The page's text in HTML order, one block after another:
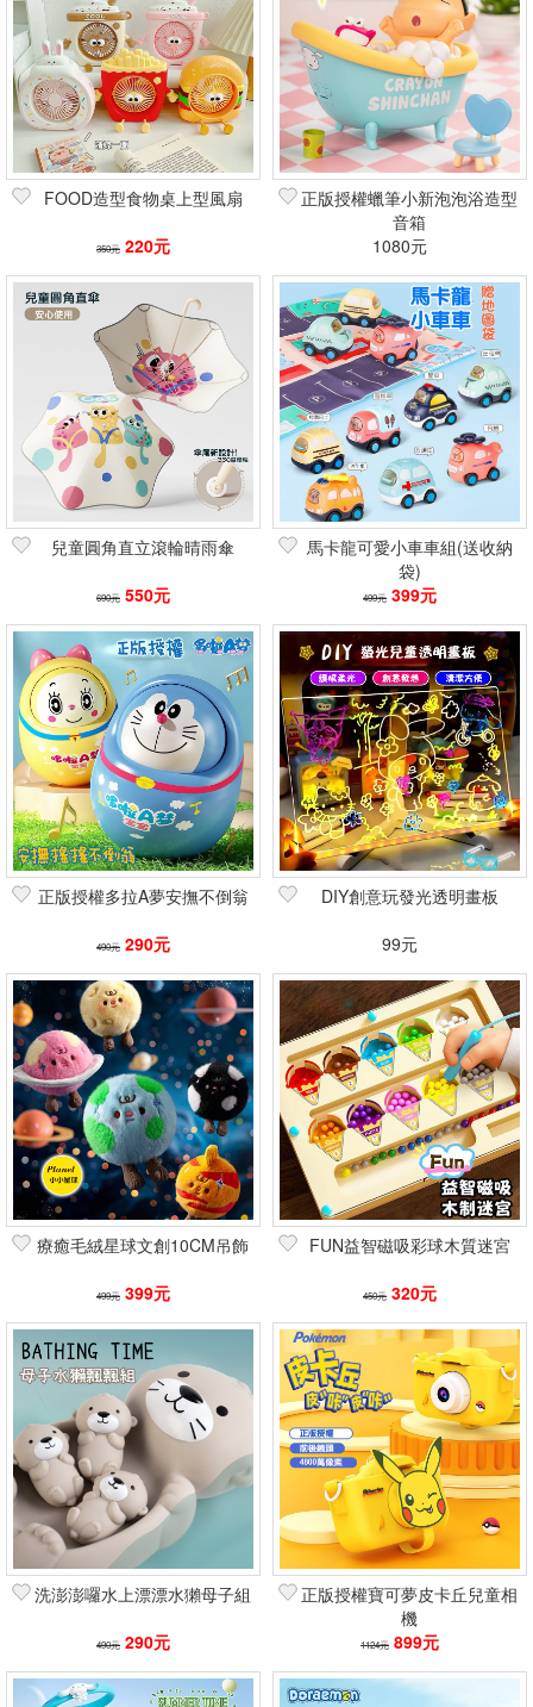
FOOD造型食物桌上型風扇
350元 220元
正版授權蠟筆小新泡泡浴造型
音箱
1080元
兒童圓角直立滾輪晴雨傘
690元 550元
馬卡龍可愛小車車組(送收納
袋)
499元 399元
正版授權多拉A夢安撫不倒翁
490元 290元
DIY創意玩發光透明畫板
99元
療癒毛絨星球文創10CM吊飾
499元 399元
FUN益智磁吸彩球木質迷宮
450元 320元
洗澎澎囉水上漂漂水獺母子組
490元 290元
正版授權寶可夢皮卡丘兒童相
機
1124元 899元